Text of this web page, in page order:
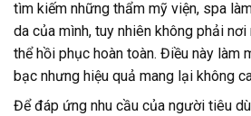
tìm kiếm những thẩm mỹ viện, spa
da của mình, tuy nhiên không phải
thể hồi phục hoàn toàn. Điều này làm
bạc nhưng hiệu quả mang lại không
Để đáp ứng nhu cầu của người tiêu